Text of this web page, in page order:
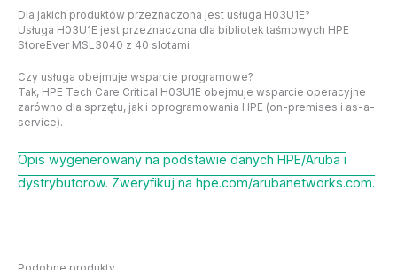
Dla jakich produktów przeznaczona jest usługa H03U1E?
Usługa H03U1E jest przeznaczona dla bibliotek taśmowych HPE
StoreEver MSL3040 z 40 slotami.
Czy usługa obejmuje wsparcie programowe?
Tak, HPE Tech Care Critical H03U1E obejmuje wsparcie operacyjne
zarówno dla sprzętu, jak i oprogramowania HPE (on-premises i as-a-
service).
Opis wygenerowany na podstawie danych HPE/Aruba i
dystrybutorow. Zweryfikuj na hpe.com/arubanetworks.com.